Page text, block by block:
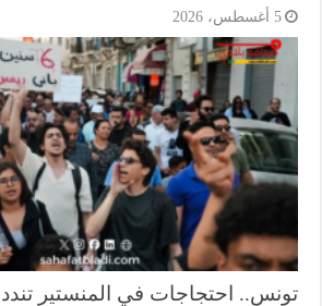
احتجاجات في المنستير تندد